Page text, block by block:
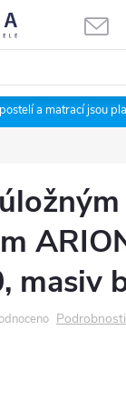
a matrací jsou
masiv